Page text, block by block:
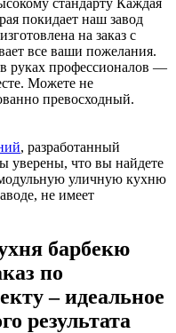
стандарту Каждая
покидает наш завод
на заказ с
все ваши пожелания.
в руках профессионалов —
Можете не
превосходный.
, разработанный
что вы найдете
уличную кухню
не имеет
барбекю
по
– идеальное
результата